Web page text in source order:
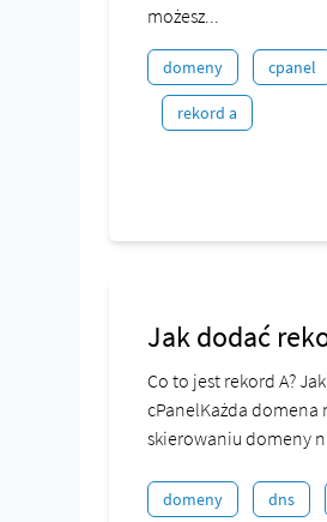
możesz...
domeny cpanel
rekord a
Jak dodać
Co to jest rekord A?
cPanelKażda domena
skierowaniu domeny
domeny dns